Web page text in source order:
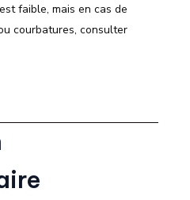
faible, mais en cas de
courbatures, consulter